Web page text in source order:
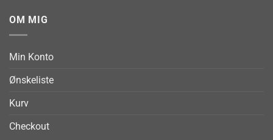
OM MIG
Min Konto
Ønskeliste
Kurv
Checkout